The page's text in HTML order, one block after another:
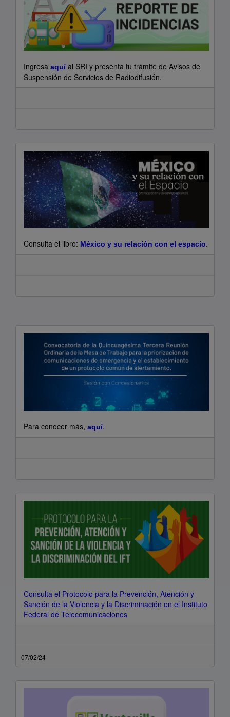
Ingresa aquí al SRI y presenta tu trámite de Avisos de
Suspensión de Servicios de Radiodifusión.
Consulta el libro: México y su relación con el espacio.
Para conocer más, aquí.
Consulta el Protocolo para la Prevención, Atención y
Sanción de la Violencia y la Discriminación en el Instituto
Federal de Telecomunicaciones
07/02/24